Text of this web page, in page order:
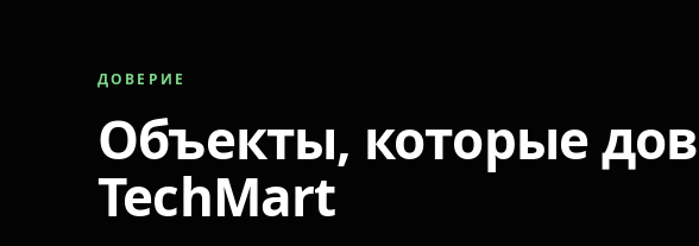
ДОВЕРИЕ
Объекты, которые
TechMart